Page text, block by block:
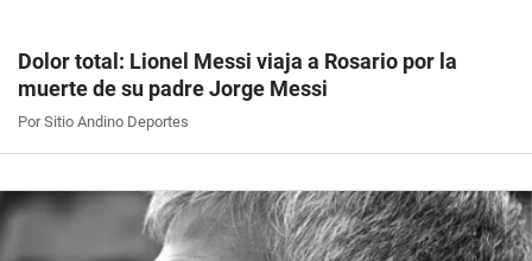
Dolor total: Lionel Messi viaja a Rosario por la
muerte de su padre Jorge Messi
Por Sitio Andino Deportes